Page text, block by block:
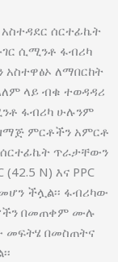
ሰርተፊኬት
ሲሚንቶ ፋብሪካ
አስተዋፅኦ ለማበርከት
ላይ ብቁ ተወዳዳሪ
ፋብሪካ ሁሉንም
ምርቶችን አምርቶ
ሰርተፊኬት ጥራታቸውን
N) እና PPC
ችሏል፡፡ ፋብሪካው
በመጠቀም ሙሉ
መፍትሄ በመስጠትና